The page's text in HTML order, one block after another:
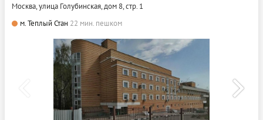
Москва, улица Голубинская, дом 8, стр. 1
м. Теплый Стан 22 мин. пешком